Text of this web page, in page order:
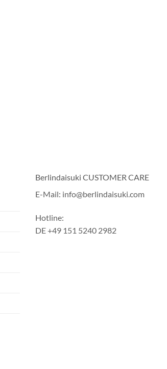
Berlindaisuki CUSTOMER CARE
E-Mail: info@berlindaisuki.com
Hotline:
DE +49 151 5240 2982